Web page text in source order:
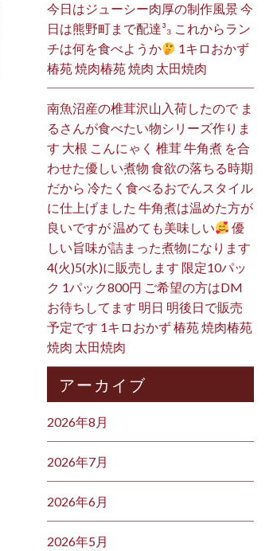
今日はジューシー肉厚の制作風景 今
日は熊野町まで配達³₃ これからラン
チは何を食べようか
1キロおかず
椿苑 焼肉椿苑 焼肉 太田焼肉
南魚沼産の椎茸沢山入荷したので ま
るさんが食べたい物シリーズ作りま
す 大根 こんにゃく 椎茸 牛角煮 を合
わせた優しい煮物 食欲の落ちる時期
だから 冷たく食べるおでんスタイル
に仕上げました 牛角煮は温めた方が
良いですが 温めても美味しい
優
しい旨味が詰まった煮物になります
4(火)5(水)に販売します 限定10パッ
ク 1パック800円 ご希望の方はDM
お待ちしてます 明日 明後日で販売
予定です 1キロおかず 椿苑 焼肉椿苑
焼肉 太田焼肉
アーカイブ
2026年8月
2026年7月
2026年6月
2026年5月